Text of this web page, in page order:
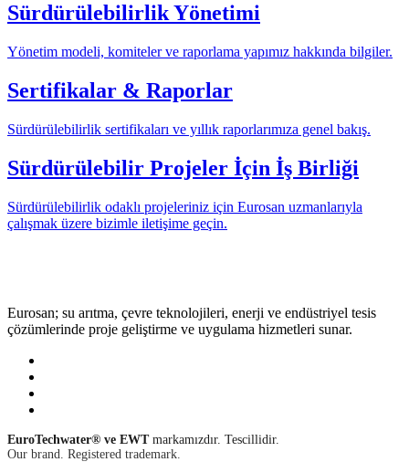
Sürdürülebilirlik Yönetimi
Yönetim modeli, komiteler ve raporlama yapımız hakkında bilgiler.
Sertifikalar & Raporlar
Sürdürülebilirlik sertifikaları ve yıllık raporlarımıza genel bakış.
Sürdürülebilir Projeler İçin İş Birliği
Sürdürülebilirlik odaklı projeleriniz için Eurosan uzmanlarıyla
çalışmak üzere bizimle iletişime geçin.
Eurosan; su arıtma, çevre teknolojileri, enerji ve endüstriyel tesis
çözümlerinde proje geliştirme ve uygulama hizmetleri sunar.
EuroTechwater® ve EWT markamızdır. Tescillidir.
Our brand. Registered trademark.